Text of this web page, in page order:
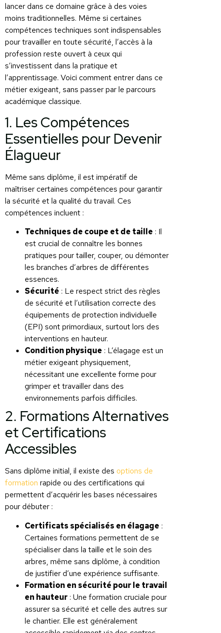
lancer dans ce domaine grâce à des voies
moins traditionnelles. Même si certaines
compétences techniques sont indispensables
pour travailler en toute sécurité, l’accès à la
profession reste ouvert à ceux qui
s’investissent dans la pratique et
l’apprentissage. Voici comment entrer dans ce
métier exigeant, sans passer par le parcours
académique classique.
1. Les Compétences
Essentielles pour Devenir
Élagueur
Même sans diplôme, il est impératif de
maîtriser certaines compétences pour garantir
la sécurité et la qualité du travail. Ces
compétences incluent :
Techniques de coupe et de taille : Il
est crucial de connaître les bonnes
pratiques pour tailler, couper, ou démonter
les branches d’arbres de différentes
essences.
Sécurité : Le respect strict des règles
de sécurité et l’utilisation correcte des
équipements de protection individuelle
(EPI) sont primordiaux, surtout lors des
interventions en hauteur.
Condition physique : L’élagage est un
métier exigeant physiquement,
nécessitant une excellente forme pour
grimper et travailler dans des
environnements parfois difficiles.
2. Formations Alternatives
et Certifications
Accessibles
Sans diplôme initial, il existe des options de
formation rapide ou des certifications qui
permettent d’acquérir les bases nécessaires
pour débuter :
Certificats spécialisés en élagage :
Certaines formations permettent de se
spécialiser dans la taille et le soin des
arbres, même sans diplôme, à condition
de justifier d’une expérience suffisante.
Formation en sécurité pour le travail
en hauteur : Une formation cruciale pour
assurer sa sécurité et celle des autres sur
le chantier. Elle est généralement